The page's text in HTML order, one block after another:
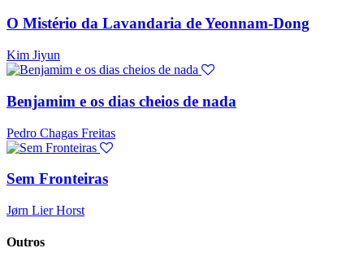
O Mistério da Lavandaria de Yeonnam-Dong
Kim Jiyun
Benjamim e os dias cheios de nada
Pedro Chagas Freitas
Sem Fronteiras
Jørn Lier Horst
Outros